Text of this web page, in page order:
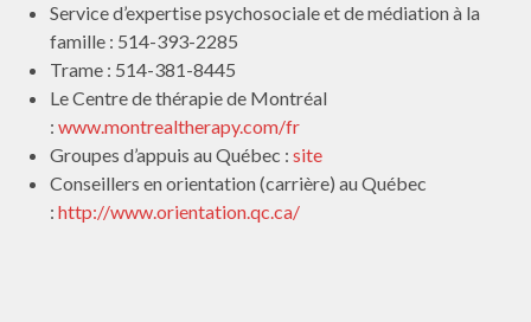
Service d’expertise psychosociale et de médiation à la
famille : 514-393-2285
Trame : 514-381-8445
Le Centre de thérapie de Montréal
: www.montrealtherapy.com/fr
Groupes d’appuis au Québec : site
Conseillers en orientation (carrière) au Québec
: http://www.orientation.qc.ca/